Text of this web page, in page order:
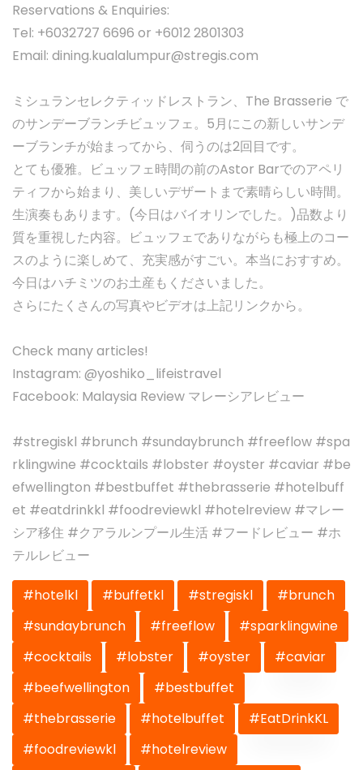
Reservations & Enquiries:
Tel: +6032727 6696 or +6012 2801303
Email: dining.kualalumpur@stregis.com
ミシュランセレクティッドレストラン、The Brasserie で
のサンデーブランチビュッフェ。5月にこの新しいサンデ
ーブランチが始まってから、伺うのは2回目です。
とても優雅。ビュッフェ時間の前のAstor Barでのアペリ
ティフから始まり、美しいデザートまで素晴らしい時間。
生演奏もあります。(今日はバイオリンでした。)品数より
質を重視した内容。ビュッフェでありながらも極上のコー
スのように楽しめて、充実感がすごい。本当におすすめ。
今日はハチミツのお土産もくださいました。
さらにたくさんの写真やビデオは上記リンクから。
Check many articles!
Instagram: @yoshiko_lifeistravel
Facebook: Malaysia Review マレーシアレビュー
#stregiskl #brunch #sundaybrunch #freeflow #spa
rklingwine #cocktails #lobster #oyster #caviar #be
efwellington #bestbuffet #thebrasserie #hotelbuff
et #eatdrinkkl #foodreviewkl #hotelreview #マレー
シア移住 #クアラルンプール生活 #フードレビュー #ホ
テルレビュー
#hotelkl #buffetkl #stregiskl
#brunch
#sundaybrunch
#freeflow
#sparklingwine
#cocktails
#lobster #oyster
#caviar
#beefwellington
#bestbuffet
#thebrasserie
#hotelbuffet
#EatDrinkKL
#foodreviewkl
#hotelreview